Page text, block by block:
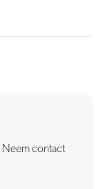
Neem contact